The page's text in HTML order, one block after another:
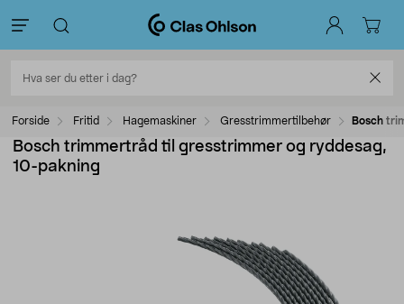
Forside Fritid Hagemaskiner Gresstrimmertilbehør Bosch
Bosch trimmertråd til gresstrimmer og ryddesag,
10-pakning